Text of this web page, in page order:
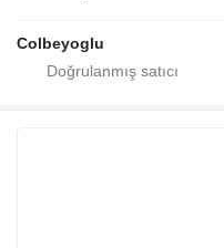
Colbeyoglu